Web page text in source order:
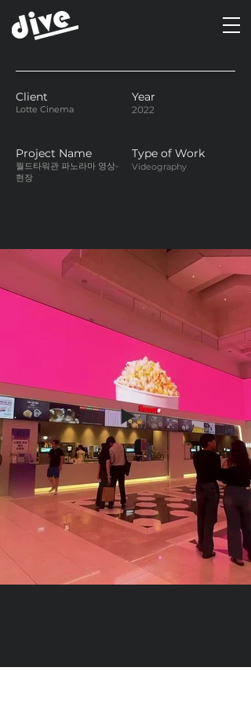
Client
Lotte Cinema
Year
2022
Project Name
월드타워관 파노라마 영상-
현장
Type of Work
Videography
DIVEDESIGN